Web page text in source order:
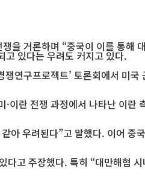
거론하며 “중국이 이를 통해
고 있다는 우려도 커지고 있다.
구프로젝트’ 토론회에서 미
란 전쟁 과정에서 나타난 이란
우려된다”고 말했다. 이어
고 주장했다. 특히 “대만해협